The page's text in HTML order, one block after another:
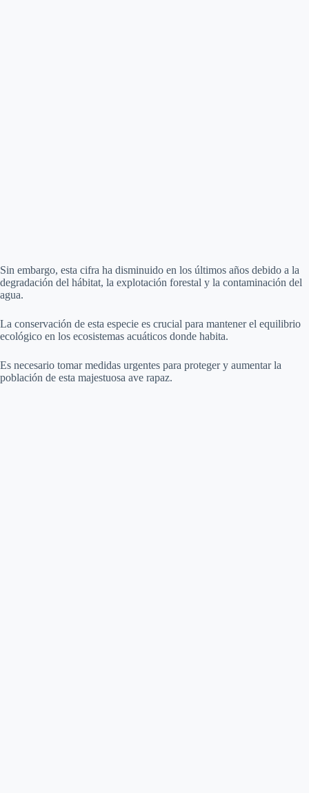
Sin embargo, esta cifra ha disminuido en los últimos años debido a la
degradación del hábitat, la explotación forestal y la contaminación del
agua.
La conservación de esta especie es crucial para mantener el equilibrio
ecológico en los ecosistemas acuáticos donde habita.
Es necesario tomar medidas urgentes para proteger y aumentar la
población de esta majestuosa ave rapaz.